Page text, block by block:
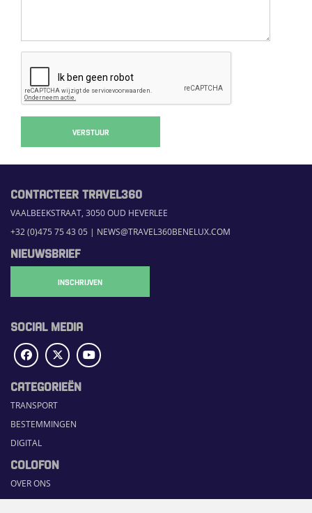
VERSTUUR
CONTACTEER TRAVEL360
VAALBEEKSTRAAT, 3050 OUD HEVERLEE
+32 (0)475 75 43 05 | NEWS@TRAVEL360BENELUX.COM
NIEUWSBRIEF
INSCHRIJVEN
SOCIAL MEDIA
CATEGORIEËN
TRANSPORT
BESTEMMINGEN
DIGITAL
COLOFON
OVER ONS
COMMUNICATION PLATFORM